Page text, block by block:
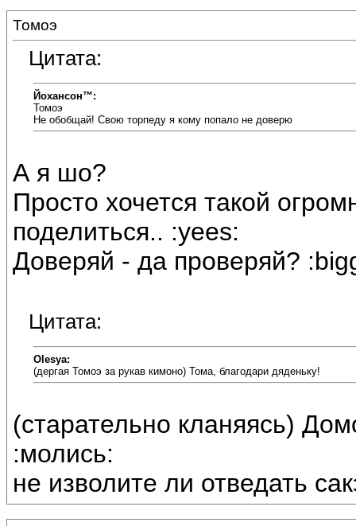
Томоэ
Цитата:
Йохансон™:
Томоэ
Не обобщай! Свою торпеду я кому попало не доверю
А я шо?
Просто хочется такой
поделиться.. :yees:
Доверяй - да проверяй?
Цитата:
Olesya:
(дергая Томоэ за рукав кимоно) Тома, благодари дяденьку!
(старательно кланяясь)
:молись:
не изволите ли отведать